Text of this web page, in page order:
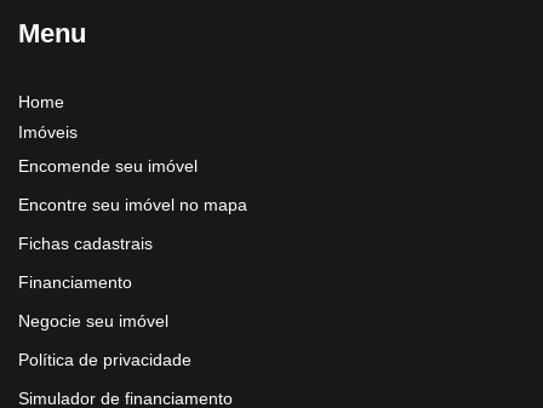
Menu
Home
Imóveis
Encomende seu imóvel
Encontre seu imóvel no mapa
Fichas cadastrais
Financiamento
Negocie seu imóvel
Política de privacidade
Simulador de financiamento